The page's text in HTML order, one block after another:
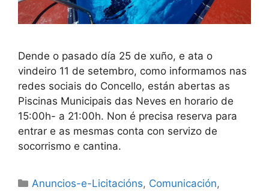
Dende o pasado día 25 de xuño, e ata o
vindeiro 11 de setembro, como informamos nas
redes sociais do Concello, están abertas as
Piscinas Municipais das Neves en horario de
15:00h- a 21:00h. Non é precisa reserva para
entrar e as mesmas conta con servizo de
socorrismo e cantina.
Anuncios-e-Licitacións, Comunicación,